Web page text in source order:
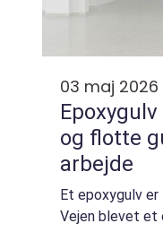
03 maj 2026
Epoxygulv vejen
og flotte
arbejde
Et epoxygulv er
Vejen blevet et